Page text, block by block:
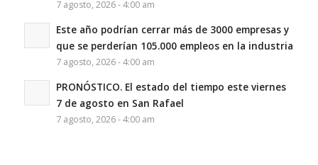
7 agosto, 2026 - 4:00 am
Este año podrían cerrar más de 3000 empresas y
que se perderían 105.000 empleos en la industria
7 agosto, 2026 - 4:00 am
PRONÓSTICO. El estado del tiempo este viernes
7 de agosto en San Rafael
7 agosto, 2026 - 4:00 am